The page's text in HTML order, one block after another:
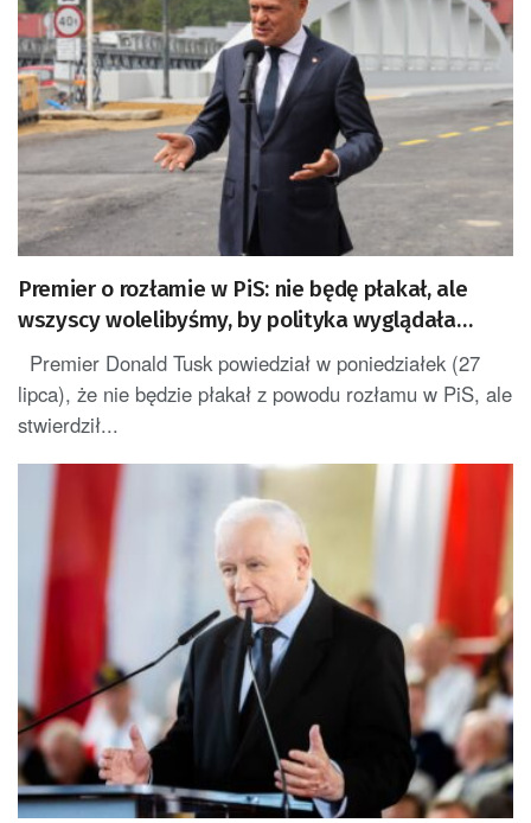
Premier o rozłamie w PiS: nie będę płakał, ale
wszyscy wolelibyśmy, by polityka wyglądała
trochę inaczej
Premier Donald Tusk powiedział w poniedziałek (27
lipca), że nie będzie płakał z powodu rozłamu w PiS, ale
stwierdził...